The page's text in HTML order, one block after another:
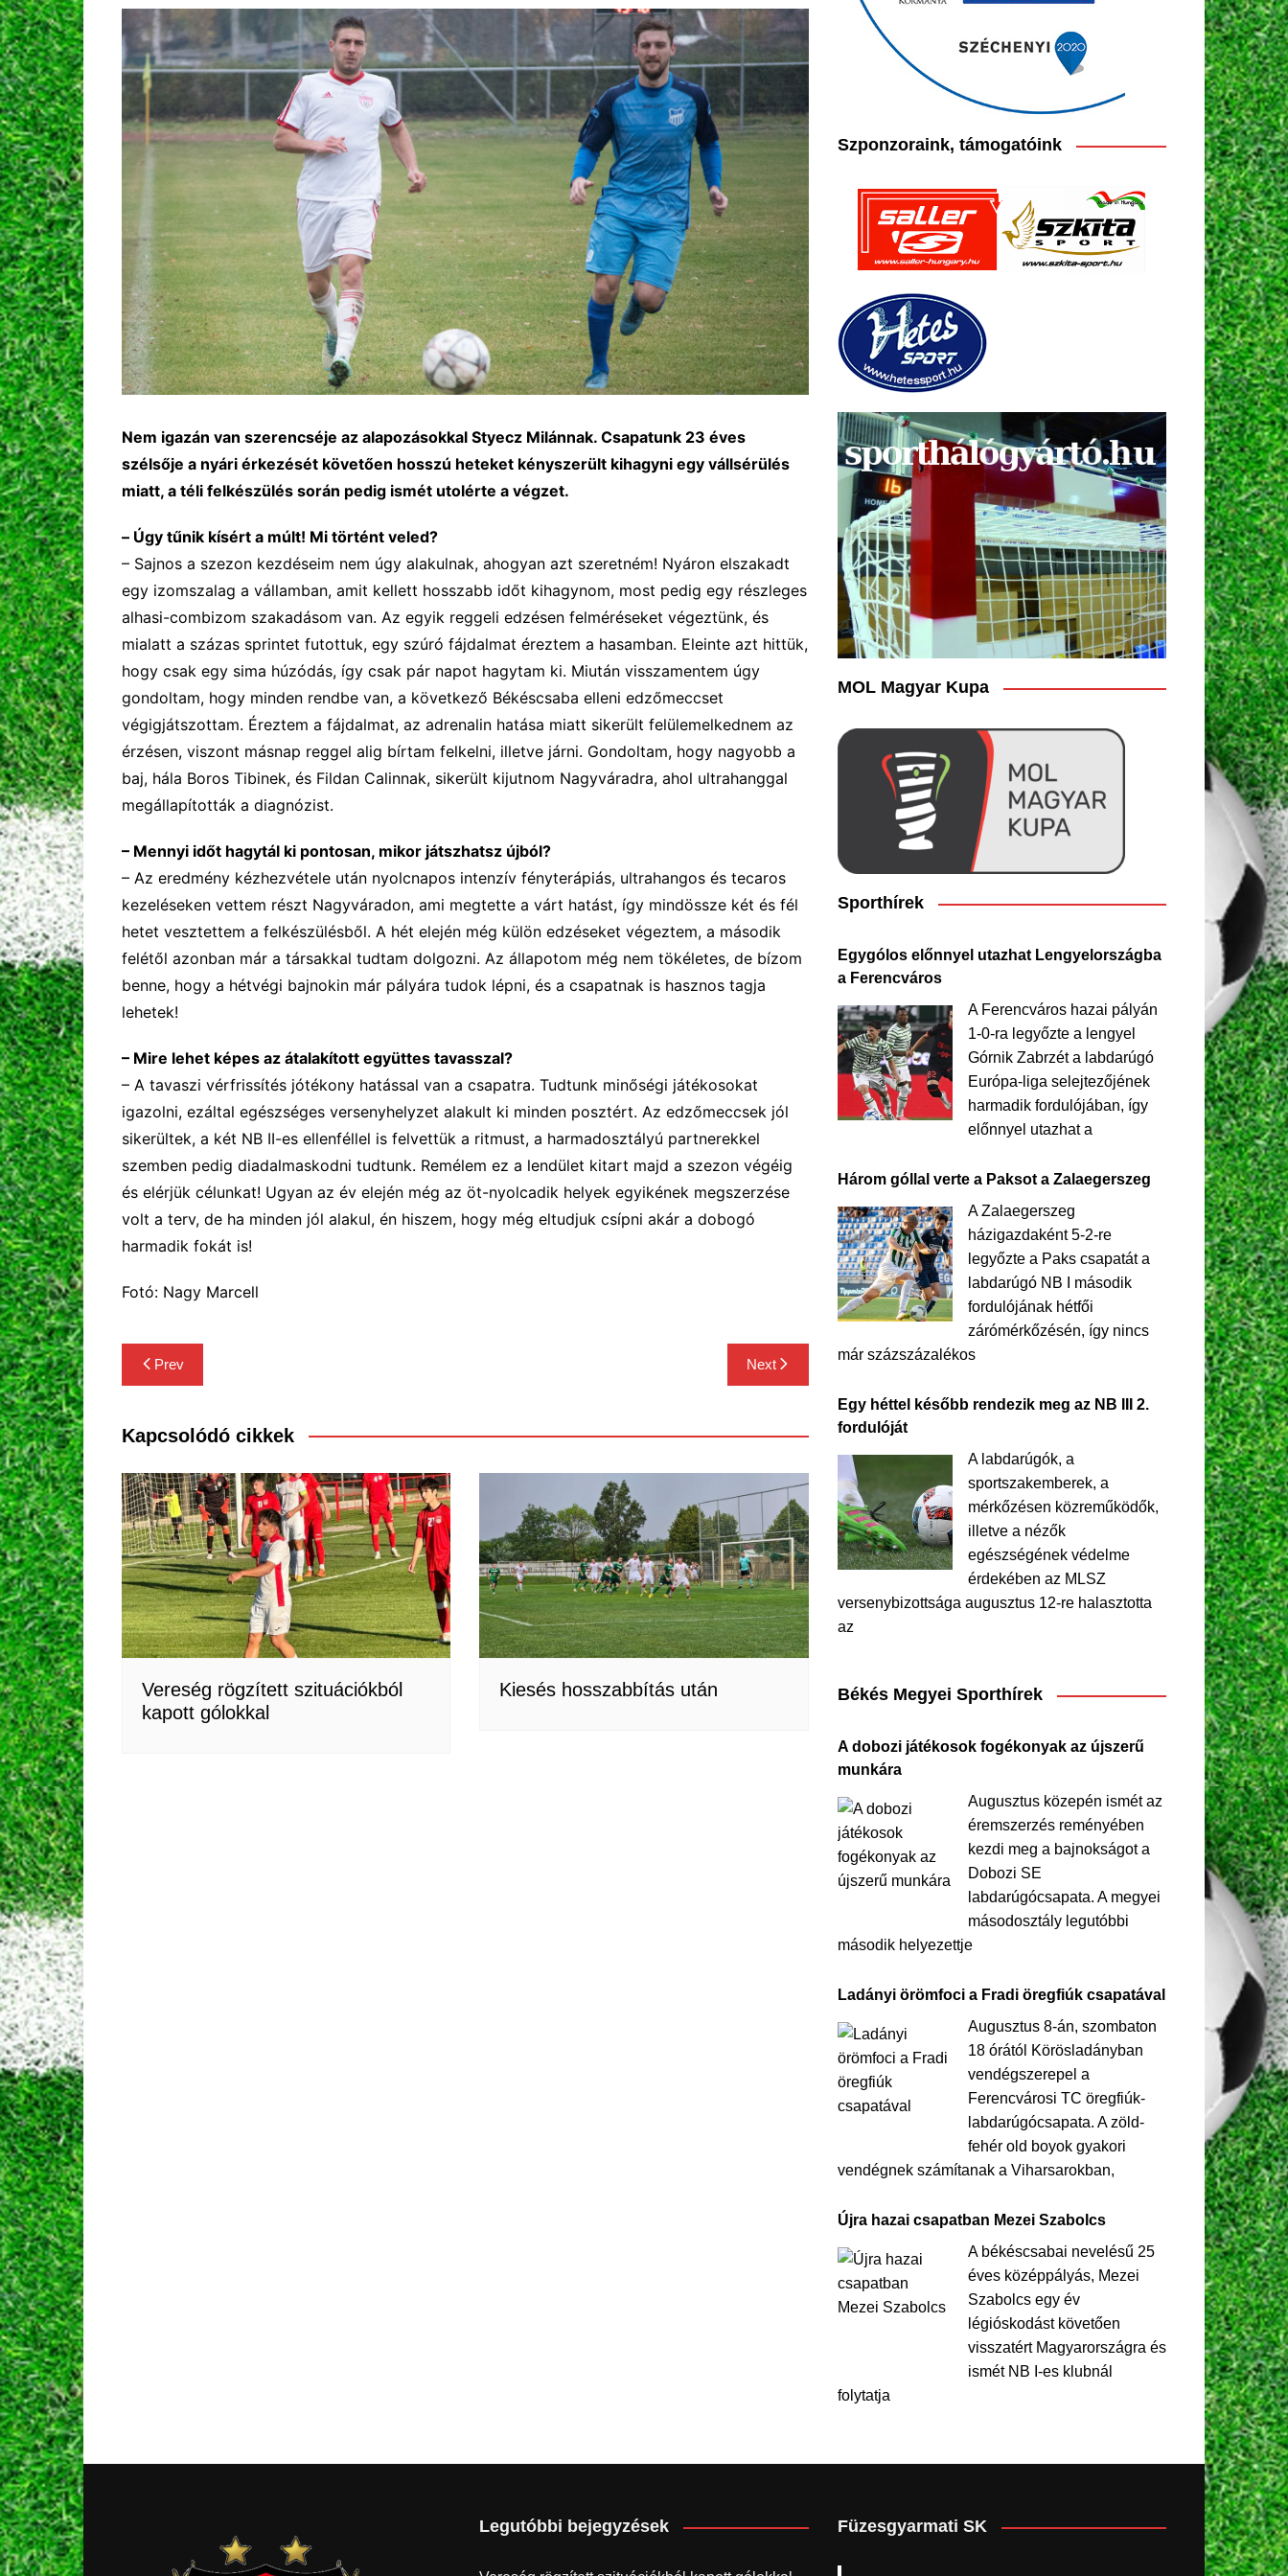
2025
2026
Nem igazán van szerencséje az alapozásokkal Styecz Milánnak. Csapatunk 23 éves
szélsője a nyári érkezését követően hosszú heteket kényszerült kihagyni egy vállsérülés
miatt, a téli felkészülés során pedig ismét utolérte a végzet.
– Úgy tűnik kísért a múlt! Mi történt veled?
– Sajnos a szezon kezdéseim nem úgy alakulnak, ahogyan azt szeretném! Nyáron elszakadt
egy izomszalag a vállamban, amit kellett hosszabb időt kihagynom, most pedig egy részleges
alhasi-combizom szakadásom van. Az egyik reggeli edzésen felméréseket végeztünk, és
mialatt a százas sprintet futottuk, egy szúró fájdalmat éreztem a hasamban. Eleinte azt hittük,
hogy csak egy sima húzódás, így csak pár napot hagytam ki. Miután visszamentem úgy
gondoltam, hogy minden rendbe van, a következő Békéscsaba elleni edzőmeccset
végigjátszottam. Éreztem a fájdalmat, az adrenalin hatása miatt sikerült felülemelkednem az
érzésen, viszont másnap reggel alig bírtam felkelni, illetve járni. Gondoltam, hogy nagyobb a
baj, hála Boros Tibinek, és Fildan Calinnak, sikerült kijutnom Nagyváradra, ahol ultrahanggal
megállapították a diagnózist.
– Mennyi időt hagytál ki pontosan, mikor játszhatsz újból?
– Az eredmény kézhezvétele után nyolcnapos intenzív fényterápiás, ultrahangos és tecaros
kezeléseken vettem részt Nagyváradon, ami megtette a várt hatást, így mindössze két és fél
hetet vesztettem a felkészülésből. A hét elején még külön edzéseket végeztem, a második
felétől azonban már a társakkal tudtam dolgozni. Az állapotom még nem tökéletes, de bízom
benne, hogy a hétvégi bajnokin már pályára tudok lépni, és a csapatnak is hasznos tagja
lehetek!
– Mire lehet képes az átalakított együttes tavasszal?
– A tavaszi vérfrissítés jótékony hatással van a csapatra. Tudtunk minőségi játékosokat
igazolni, ezáltal egészséges versenyhelyzet alakult ki minden posztért. Az edzőmeccsek jól
sikerültek, a két NB II-es ellenféllel is felvettük a ritmust, a harmadosztályú partnerekkel
szemben pedig diadalmaskodni tudtunk. Remélem ez a lendület kitart majd a szezon végéig
és elérjük célunkat! Ugyan az év elején még az öt-nyolcadik helyek egyikének megszerzése
volt a terv, de ha minden jól alakul, én hiszem, hogy még eltudjuk csípni akár a dobogó
harmadik fokát is!
Fotó: Nagy Marcell
Bejegyzés
navigáció
Prev Next
Kapcsolódó cikkek
Vereség rögzített szituációkból
kapott gólokkal
Kiesés hosszabbítás után
Szponzoraink, támogatóink
MOL Magyar Kupa
Sporthírek
Egygólos előnnyel utazhat Lengyelországba
a Ferencváros
A Ferencváros hazai pályán
1-0-ra legyőzte a lengyel
Górnik Zabrzét a labdarúgó
Európa-liga selejtezőjének
harmadik fordulójában, így
előnnyel utazhat a
Három góllal verte a Paksot a Zalaegerszeg
A Zalaegerszeg
házigazdaként 5-2-re
legyőzte a Paks csapatát a
labdarúgó NB I második
fordulójának hétfői
zárómérkőzésén, így nincs
már százszázalékos
Egy héttel később rendezik meg az NB III 2.
fordulóját
A labdarúgók, a
sportszakemberek, a
mérkőzésen közreműködők,
illetve a nézők
egészségének védelme
érdekében az MLSZ
versenybizottsága augusztus 12-re halasztotta
az
Békés Megyei Sporthírek
A dobozi játékosok fogékonyak az újszerű
munkára
Augusztus közepén ismét az
éremszerzés reményében
kezdi meg a bajnokságot a
Dobozi SE
labdarúgócsapata. A megyei
másodosztály legutóbbi
második helyezettje
Ladányi örömfoci a Fradi öregfiúk csapatával
Augusztus 8-án, szombaton
18 órától Körösladányban
vendégszerepel a
Ferencvárosi TC öregfiúk-
labdarúgócsapata. A zöld-
fehér old boyok gyakori
vendégnek számítanak a Viharsarokban,
Újra hazai csapatban Mezei Szabolcs
A békéscsabai nevelésű 25
éves középpályás, Mezei
Szabolcs egy év
légióskodást követően
visszatért Magyarországra és
ismét NB I-es klubnál
folytatja
Legutóbbi bejegyzések Füzesgyarmati SK